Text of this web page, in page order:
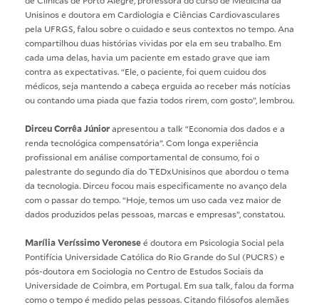
Unisinos e doutora em Cardiologia e Ciências Cardiovasculares
pela UFRGS, falou sobre o cuidado e seus contextos no tempo. Ana
compartilhou duas histórias vividas por ela em seu trabalho. Em
cada uma delas, havia um paciente em estado grave que iam
contra as expectativas. “Ele, o paciente, foi quem cuidou dos
médicos, seja mantendo a cabeça erguida ao receber más notícias
ou contando uma piada que fazia todos rirem, com gosto”, lembrou.
Dirceu Corrêa Júniorapresentou a talk “Economia dos dados e a
renda tecnológica compensatória”. Com longa experiência
profissional em análise comportamental de consumo, foi o
palestrante do segundo dia do TEDxUnisinos que abordou o tema
da tecnologia. Dirceu focou mais especificamente no avanço dela
com o passar do tempo. “Hoje, temos um uso cada vez maior de
dados produzidos pelas pessoas, marcas e empresas”, constatou.
Marília Veríssimo Veroneseé doutora em Psicologia Social pela
Pontifícia Universidade Católica do Rio Grande do Sul (PUCRS) e
pós-doutora em Sociologia no Centro de Estudos Sociais da
Universidade de Coimbra, em Portugal. Em sua talk, falou da forma
como o tempo é medido pelas pessoas. Citando filósofos alemães